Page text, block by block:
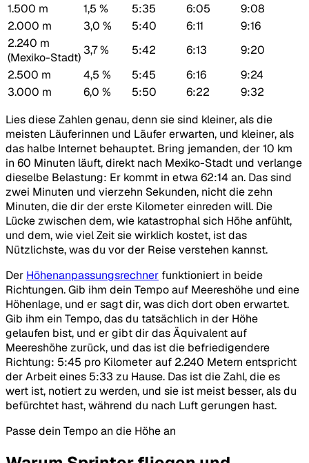
1.500 m
1,5 % 5:35 6:05
9:08
2.000 m
3,0 % 5:40 6:11
9:16
2.240 m
(Mexiko-Stadt)
3,7 % 5:42 6:13
9:20
2.500 m
4,5 % 5:45 6:16
9:24
3.000 m
6,0 % 5:50 6:22
9:32
Lies diese Zahlen genau, denn sie sind kleiner, als die
meisten Läuferinnen und Läufer erwarten, und kleiner, als
das halbe Internet behauptet. Bring jemanden, der 10 km
in 60 Minuten läuft, direkt nach Mexiko-Stadt und verlange
dieselbe Belastung: Er kommt in etwa 62:14 an. Das sind
zwei Minuten und vierzehn Sekunden, nicht die zehn
Minuten, die dir der erste Kilometer einreden will. Die
Lücke zwischen dem, wie katastrophal sich Höhe anfühlt,
und dem, wie viel Zeit sie wirklich kostet, ist das
Nützlichste, was du vor der Reise verstehen kannst.
Der Höhenanpassungsrechner funktioniert in beide
Richtungen. Gib ihm dein Tempo auf Meereshöhe und eine
Höhenlage, und er sagt dir, was dich dort oben erwartet.
Gib ihm ein Tempo, das du tatsächlich in der Höhe
gelaufen bist, und er gibt dir das Äquivalent auf
Meereshöhe zurück, und das ist die befriedigendere
Richtung: 5:45 pro Kilometer auf 2.240 Metern entspricht
der Arbeit eines 5:33 zu Hause. Das ist die Zahl, die es
wert ist, notiert zu werden, und sie ist meist besser, als du
befürchtet hast, während du nach Luft gerungen hast.
Passe dein Tempo an die Höhe an